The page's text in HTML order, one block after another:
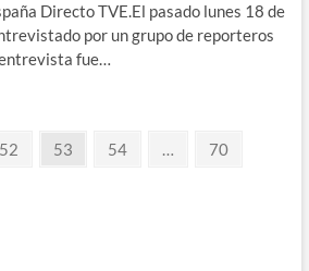
Directo TVE.El pasado lunes 18 de
por un grupo de reporteros
fue…
Página
52 Página
53 Página
54 … Página
70